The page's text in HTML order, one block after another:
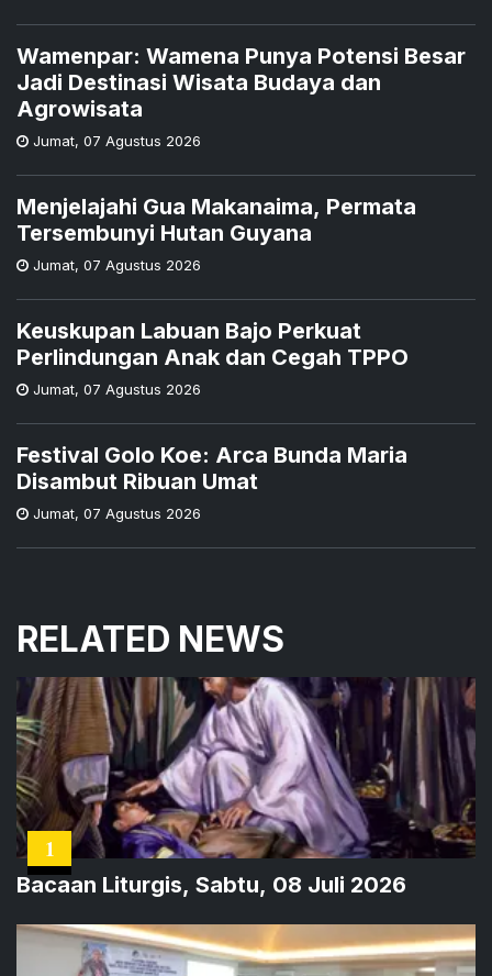
Wamenpar: Wamena Punya Potensi Besar
Jadi Destinasi Wisata Budaya dan
Agrowisata
Jumat, 07 Agustus 2026
Menjelajahi Gua Makanaima, Permata
Tersembunyi Hutan Guyana
Jumat, 07 Agustus 2026
Keuskupan Labuan Bajo Perkuat
Perlindungan Anak dan Cegah TPPO
Jumat, 07 Agustus 2026
Festival Golo Koe: Arca Bunda Maria
Disambut Ribuan Umat
Jumat, 07 Agustus 2026
RELATED NEWS
1
Bacaan Liturgis, Sabtu, 08 Juli 2026